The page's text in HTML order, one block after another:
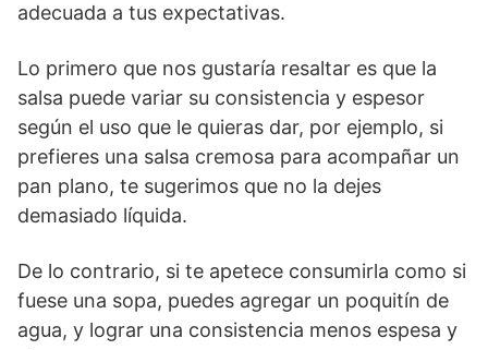
adecuada a tus expectativas.
Lo primero que nos gustaría resaltar es que la
salsa puede variar su consistencia y espesor
según el uso que le quieras dar, por ejemplo, si
prefieres una salsa cremosa para acompañar un
pan plano, te sugerimos que no la dejes
demasiado líquida.
De lo contrario, si te apetece consumirla como si
fuese una sopa, puedes agregar un poquitín de
agua, y lograr una consistencia menos espesa y